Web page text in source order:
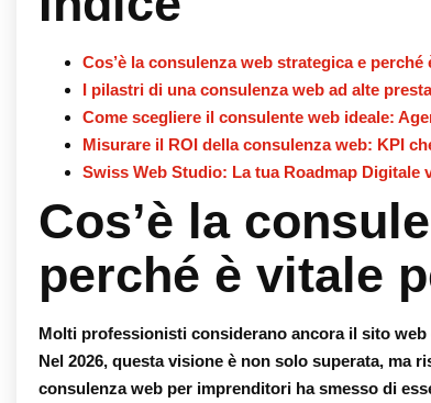
Cos’è la consulenza web strategica e
I pilastri di una consulenza web ad alte
Come scegliere il consulente web ideale:
Misurare il ROI della consulenza web: KPI
Swiss Web Studio: La tua Roadmap Digitale
Cos’è la
perché è vitale
Molti professionisti considerano ancora il sito
Nel 2026, questa visione è non solo superata, ma
consulenza web per imprenditori ha smesso di